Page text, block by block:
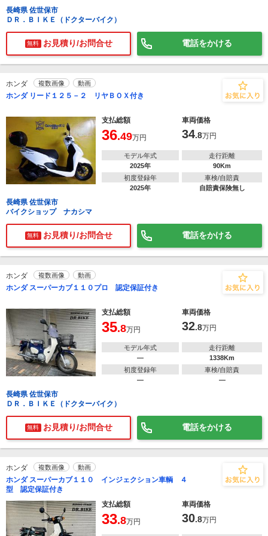
長崎県 佐世保市
ＤＲ．ＢＩＫＥ（ドクターバイク）
無料 お見積り/お問合せ 電話をかける
ホンダ 複数画像 動画
ホンダ リード１２５－２ リヤＢＯＸ付き
支払総額 車両価格
36.49万円 34.8万円
モデル年式
2025年
走行距離
90Km
初度登録年
2025年
車検/自賠責
自賠責保険無し
長崎県 佐世保市
バイクショップ ナカシマ
無料 お見積り/お問合せ 電話をかける
ホンダ 複数画像 動画
ホンダ スーパーカブ１１０プロ 認定保証付き
支払総額 車両価格
35.8万円 32.8万円
モデル年式
―
走行距離
1338Km
初度登録年
―
車検/自賠責
―
長崎県 佐世保市
ＤＲ．ＢＩＫＥ（ドクターバイク）
無料 お見積り/お問合せ 電話をかける
ホンダ 複数画像 動画
ホンダ スーパーカブ１１０ インジェクション車輌 ４
型 認定保証付き
支払総額
車両価格
33.8万円 30.8万円